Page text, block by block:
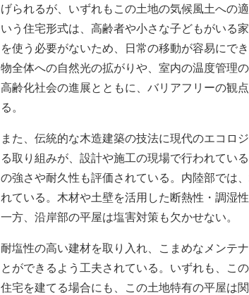
げられるが、いずれもこの土地の気候風土への
いう住宅形式は、高齢者や小さな子どもがいる
を使う必要がないため、日常の移動が容易にで
物全体への自然光の拡がりや、室内の温度管理
高齢化社会の進展とともに、バリアフリーの観
る。
また、伝統的な木造建築の技法に現代のエコロ
る取り組みが、設計や施工の現場で行われてい
の強さや耐久性も評価されている。内陸部では
れている。木材や土壁を活用した断熱性・調湿
一方、沿岸部の平屋は塩害対策も欠かせない。
耐塩性の高い建材を取り入れ、こまめなメンテ
とができるよう工夫されている。いずれも、こ
住宅を建てる場合にも、この土地特有の平屋は